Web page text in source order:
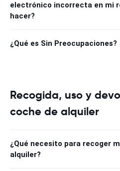
electrónico incorrecta en mi
hacer?
¿Qué es Sin Preocupaciones?
Recogida, uso y
coche de alquiler
¿Qué necesito para recoger
alquiler?